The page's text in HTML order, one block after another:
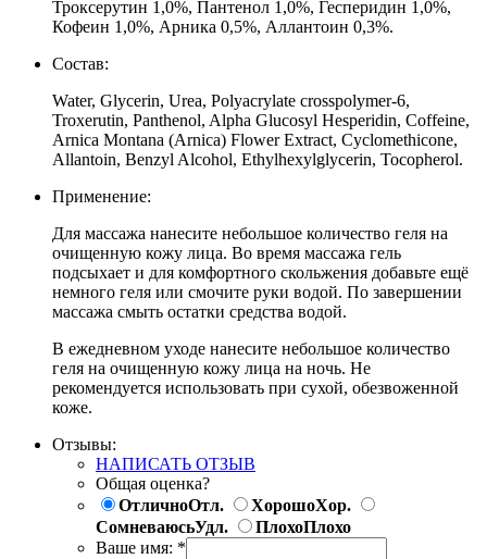
Троксерутин 1,0%, Пантенол 1,0%, Гесперидин 1,0%,
Кофеин 1,0%, Арника 0,5%, Аллантоин 0,3%.
Состав:
Water, Glycerin, Urea, Polyacrylate crosspolymer-6,
Troxerutin, Panthenol, Alpha Glucosyl Hesperidin, Coffeine,
Arnica Montana (Arnica) Flower Extract, Cyclomethicone,
Allantoin, Benzyl Alcohol, Ethylhexylglycerin, Tocopherol.
Применение:
Для массажа нанесите небольшое количество геля на
очищенную кожу лица. Во время массажа гель
подсыхает и для комфортного скольжения добавьте ещё
немного геля или смочите руки водой. По завершении
массажа смыть остатки средства водой.
В ежедневном уходе нанесите небольшое количество
геля на очищенную кожу лица на ночь. Не
рекомендуется использовать при сухой, обезвоженной
коже.
Отзывы:
НАПИСАТЬ ОТЗЫВ
Общая оценка?
ОтличноОтл. ХорошоХор.
СомневаюсьУдл. ПлохоПлохо
Ваше имя: *